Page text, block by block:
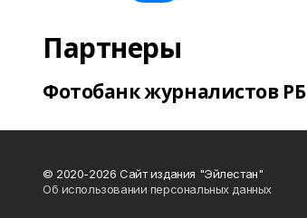
Партнеры
Фотобанк журналистов РБ
© 2020-2026 Сайт издания "Эйлестан"
Об использовании персональных данных